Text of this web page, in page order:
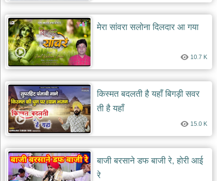
का
भजन
bhajan
of
the
day
जोड़ें
add
bhajans
मेरा सांवरा सलोना दिलदार आ गया
10.7 K
किस्मत बदलती है यहाँ बिगड़ी सवर
ती है यहाँ
15.0 K
बाजी बरसाने डफ बाजी रे, होरी आई
रे